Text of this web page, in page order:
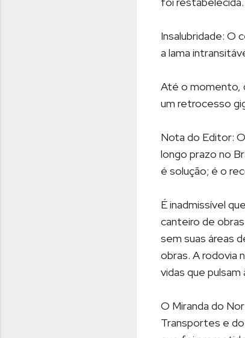
Insalubridade: O
a lama
Até o momento,
um retrocesso
Nota do Editor:
longo prazo no
é solução; é o
É inadmissível
canteiro de
sem suas áreas
obras. A rodovia
vidas que pulsam
O Miranda do
Transportes e